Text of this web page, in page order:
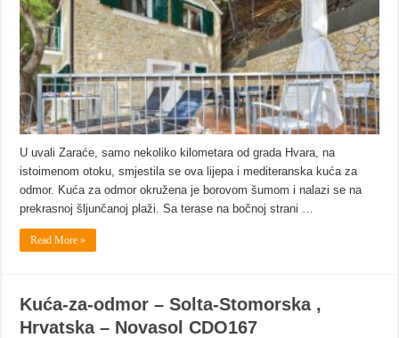
U uvali Zaraće, samo nekoliko kilometara od grada Hvara, na
istoimenom otoku, smjestila se ova lijepa i mediteranska kuća za
odmor. Kuća za odmor okružena je borovom šumom i nalazi se na
prekrasnoj šljunčanoj plaži. Sa terase na bočnoj strani …
Read More »
Kuća-za-odmor – Solta-Stomorska ,
Hrvatska – Novasol CDO167